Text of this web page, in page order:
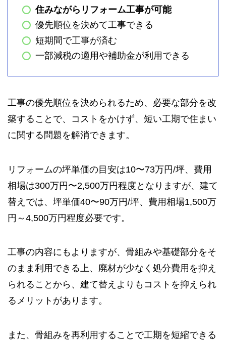
住みながらリフォーム工事が可能
優先順位を決めて工事できる
短期間で工事が済む
一部減税の適用や補助金が利用できる
工事の優先順位を決められるため、必要な部分を改
築することで、コストをかけず、短い工期で住まい
に関する問題を解消できます。
リフォームの坪単価の目安は10〜73万円/坪、費用
相場は300万円〜2,500万円程度となりますが、建て
替えでは、坪単価40〜90万円/坪、費用相場1,500万
円～4,500万円程度必要です。
工事の内容にもよりますが、骨組みや基礎部分をそ
のまま利用できる上、廃材が少なく処分費用を抑え
られることから、建て替えよりもコストを抑えられ
るメリットがあります。
また、骨組みを再利用することで工期を短縮できる